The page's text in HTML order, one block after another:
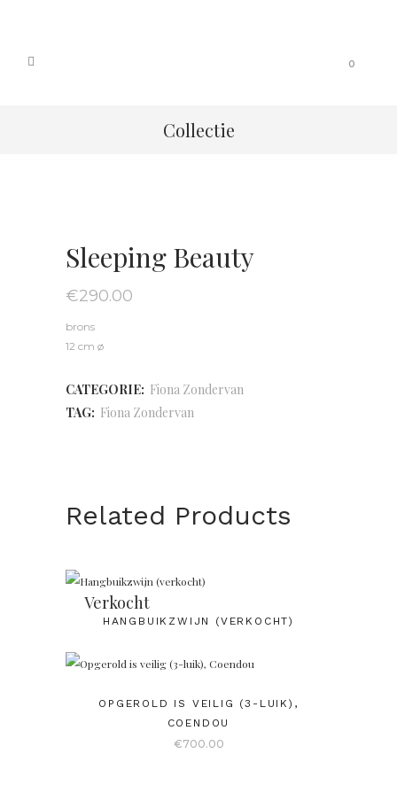
0
Collectie
Sleeping Beauty
€290.00
brons
12 cm ø
CATEGORIE: Fiona Zondervan
TAG: Fiona Zondervan
Related Products
Verkocht
HANGBUIKZWIJN (VERKOCHT)
OPGEROLD IS VEILIG (3-LUIK),
COENDOU
€700.00